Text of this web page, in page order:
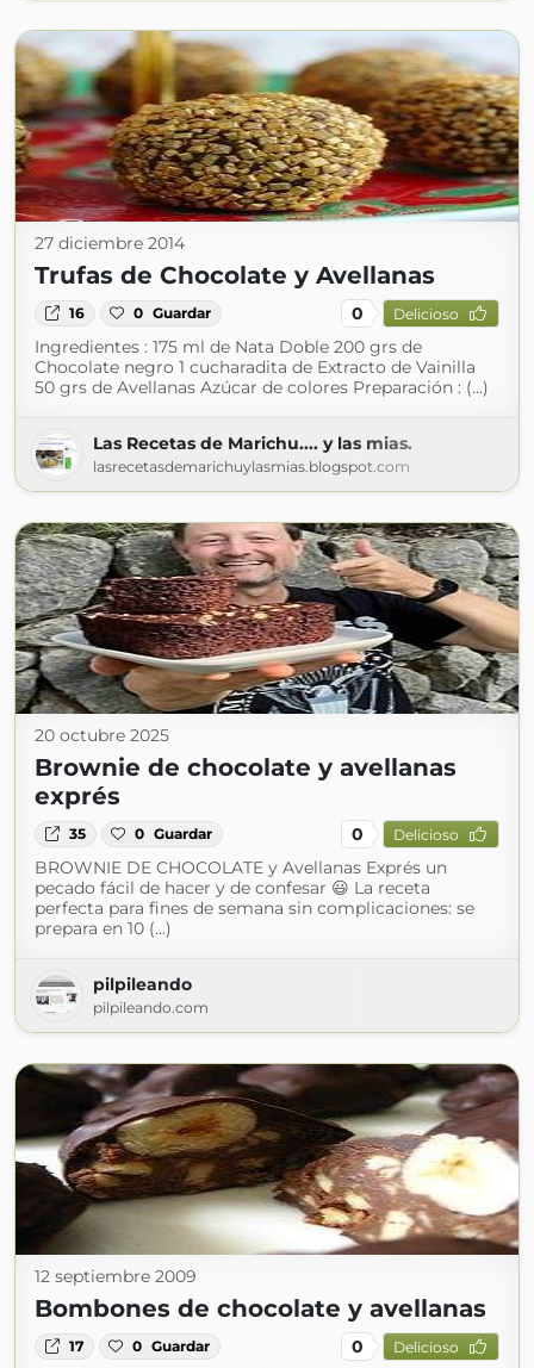
27 diciembre 2014
Trufas de Chocolate y Avellanas
16 0 Guardar 0 Delicioso
Ingredientes : 175 ml de Nata Doble 200 grs de
Chocolate negro 1 cucharadita de Extracto de Vainilla
50 grs de Avellanas Azúcar de colores Preparación : (...)
Las Recetas de Marichu.... y las mias.
lasrecetasdemarichuylasmias.blogspot.com
20 octubre 2025
Brownie de chocolate y avellanas
exprés
35 0 Guardar 0 Delicioso
BROWNIE DE CHOCOLATE y Avellanas Exprés un
pecado fácil de hacer y de confesar 😃 La receta
perfecta para fines de semana sin complicaciones: se
prepara en 10 (...)
pilpileando
pilpileando.com
12 septiembre 2009
Bombones de chocolate y avellanas
17 0 Guardar 0 Delicioso